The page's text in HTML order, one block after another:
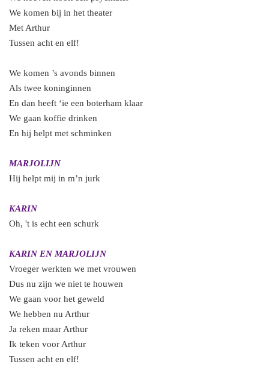
We komen bij in het theater
Met Arthur
Tussen acht en elf!
We komen ’s avonds binnen
Als twee koninginnen
En dan heeft ‘ie een boterham klaar
We gaan koffie drinken
En hij helpt met schminken
MARJOLIJN
Hij helpt mij in m’n jurk
KARIN
Oh, 't is echt een schurk
KARIN EN MARJOLIJN
Vroeger werkten we met vrouwen
Dus nu zijn we niet te houwen
We gaan voor het geweld
We hebben nu Arthur
Ja reken maar Arthur
Ik teken voor Arthur
Tussen acht en elf!